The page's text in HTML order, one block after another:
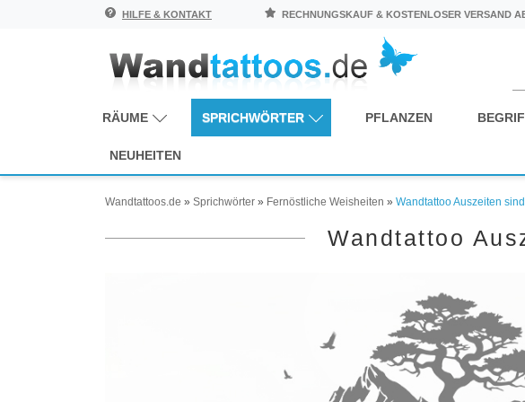
HILFE & KONTAKT RECHNUNGSKAUF & KOSTENLOSER VERSAND
RÄUME SPRICHWÖRTER PFLANZEN
NEUHEITEN
Wandtattoos.de » Sprichwörter » Fernöstliche Weisheiten » Wandtattoo Auszeiten
Wandtattoo